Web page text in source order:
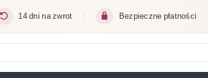
14 dni na zwrot Bezpieczne płatności